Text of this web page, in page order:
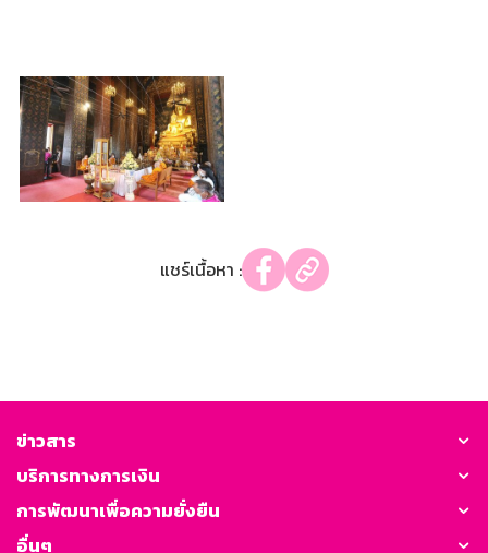
แชร์เนื้อหา :
ข่าวสาร
บริการทางการเงิน
การพัฒนาเพื่อความยั่งยืน
อื่นๆ